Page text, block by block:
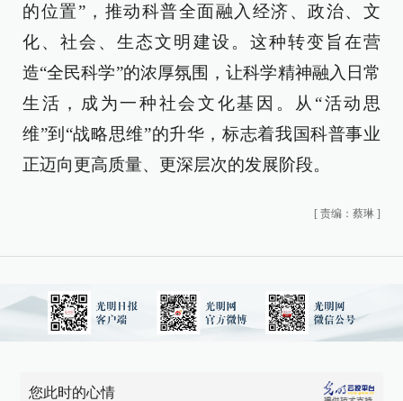
的位置”，推动科普全面融入经济、政治、文
化、社会、生态文明建设。这种转变旨在营
造“全民科学”的浓厚氛围，让科学精神融入日常
生活，成为一种社会文化基因。从“活动思
维”到“战略思维”的升华，标志着我国科普事业
正迈向更高质量、更深层次的发展阶段。
[ 责编：蔡琳 ]
您此时的心情